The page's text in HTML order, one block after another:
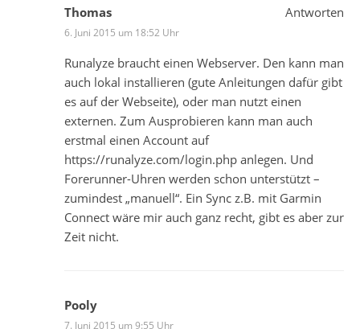
Thomas
6. Juni 2015 um 18:52 Uhr
Runalyze braucht einen Webserver. Den kann man
auch lokal installieren (gute Anleitungen dafür gibt
es auf der Webseite), oder man nutzt einen
externen. Zum Ausprobieren kann man auch
erstmal einen Account auf
https://runalyze.com/login.php anlegen. Und
Forerunner-Uhren werden schon unterstützt –
zumindest „manuell“. Ein Sync z.B. mit Garmin
Connect wäre mir auch ganz recht, gibt es aber zur
Zeit nicht.
Antworten
Pooly
7. Juni 2015 um 9:55 Uhr